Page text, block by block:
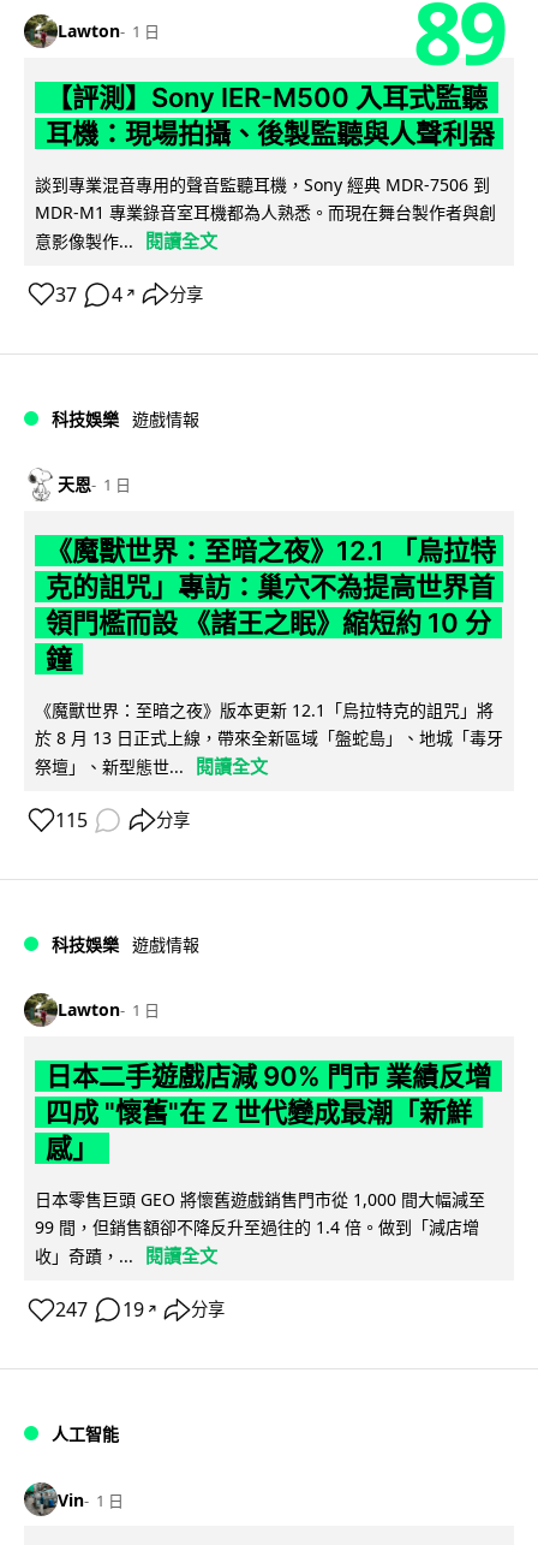
Lawton 1 日 89
【評測】Sony IER-M500 入耳式監聽
耳機：現場拍攝、後製監聽與人聲利器
談到專業混音專用的聲音監聽耳機，Sony 經典 MDR-7506 到
MDR-M1 專業錄音室耳機都為人熟悉。而現在舞台製作者與創
意影像製作...
閱讀全文
37 4 ↗ 分享
科技娛樂 遊戲情報
天恩 1 日
《魔獸世界：至暗之夜》12.1 「烏拉特
克的詛咒」專訪：巢穴不為提高世界首
領門檻而設 《諸王之眠》縮短約 10 分
鐘
《魔獸世界：至暗之夜》版本更新 12.1「烏拉特克的詛咒」將
於 8 月 13 日正式上線，帶來全新區域「盤蛇島」、地城「毒牙
祭壇」、新型態世...
閱讀全文
115 分享
科技娛樂 遊戲情報
Lawton 1 日
日本二手遊戲店減 90% 門市 業績反增
四成 "懷舊"在 Z 世代變成最潮「新鮮
感」
日本零售巨頭 GEO 將懷舊遊戲銷售門市從 1,000 間大幅減至
99 間，但銷售額卻不降反升至過往的 1.4 倍。做到「減店增
收」奇蹟，...
閱讀全文
247 19 ↗ 分享
人工智能
Vin 1 日